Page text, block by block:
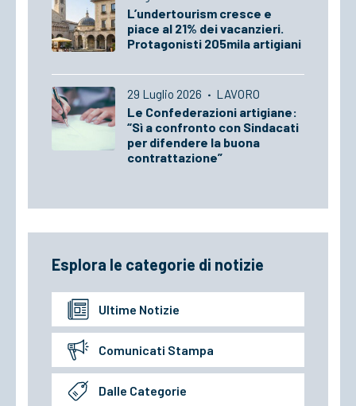
L’undertourism cresce e
piace al 21% dei vacanzieri.
Protagonisti 205mila artigiani
29 Luglio 2026 · LAVORO
Le Confederazioni artigiane:
“Sì a confronto con Sindacati
per difendere la buona
contrattazione”
Esplora le categorie di notizie
Ultime Notizie
Comunicati Stampa
Dalle Categorie